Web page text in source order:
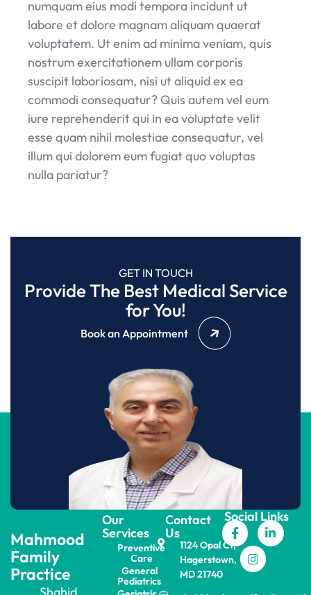
numquam eius modi tempora incidunt ut
labore et dolore magnam aliquam quaerat
voluptatem. Ut enim ad minima veniam, quis
nostrum exercitationem ullam corporis
suscipit laboriosam, nisi ut aliquid ex ea
commodi consequatur? Quis autem vel eum
iure reprehenderit qui in ea voluptate velit
esse quam nihil molestiae consequatur, vel
illum qui dolorem eum fugiat quo voluptas
nulla pariatur?
GET IN TOUCH
Provide The Best Medical Service
for You!
Book an Appointment
Mahmood
Family
Practice
Our
Services
Preventive
Care
General
Pediatrics
Contact
Us
1124 Opal Ct,
Hagerstown,
MD 21740
Social Links